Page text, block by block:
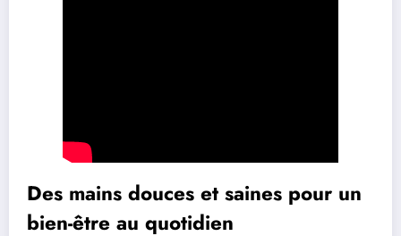
Des mains douces et saines pour un
bien-être au quotidien